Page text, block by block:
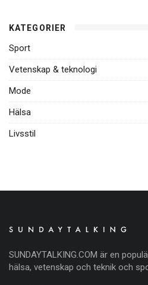
KATEGORIER
Sport
Vetenskap & teknologi
Mode
Hälsa
Livsstil
SUNDAYTALKING.COM är en
hälsa, vetenskap och teknik och